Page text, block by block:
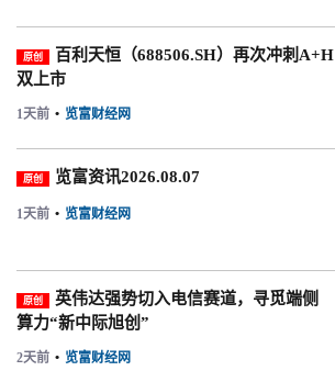
原创
百利天恒（688506.SH）再次冲刺A+H
双上市
1天前 • 览富财经网
原创 览富资讯2026.08.07
1天前 • 览富财经网
原创
英伟达强势切入电信赛道，寻觅端侧
算力“新中际旭创”
2天前 • 览富财经网